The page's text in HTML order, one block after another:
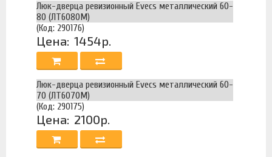
Люк-дверца ревизионный Evecs металлический 60-
80 (ЛТ6080М)
(Код: 290176)
Цена: 1454р.
Люк-дверца ревизионный Evecs металлический 60-
70 (ЛТ6070М)
(Код: 290175)
Цена: 2100р.